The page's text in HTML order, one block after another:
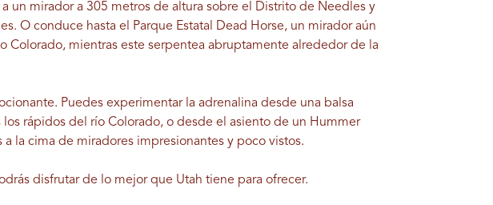
un mirador a 305 metros de altura sobre el Distrito de Needles y
O conduce hasta el Parque Estatal Dead Horse, un mirador aún
Colorado, mientras este serpentea abruptamente alrededor de la
Puedes experimentar la adrenalina desde una balsa
los rápidos del río Colorado, o desde el asiento de un Hummer
a la cima de miradores impresionantes y poco vistos.
disfrutar de lo mejor que Utah tiene para ofrecer.